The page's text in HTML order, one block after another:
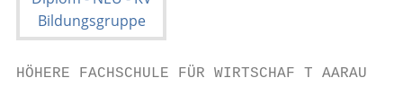
HÖHERE FACHSCHULE FÜR WIRTSCHAF T AARAU